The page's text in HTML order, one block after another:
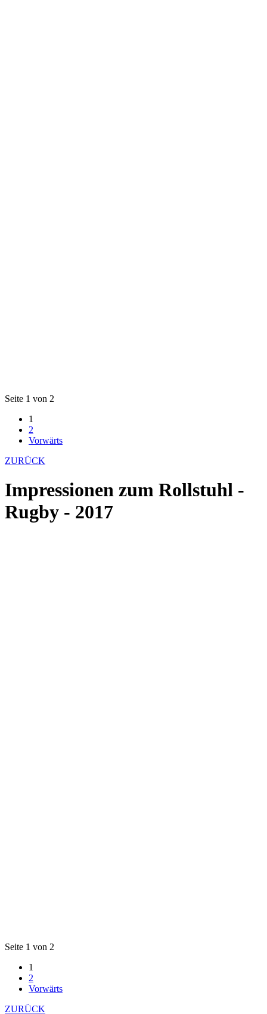
Seite 1 von 2
1
2
Vorwärts
ZURÜCK
Impressionen zum Rollstuhl -
Rugby - 2017
Seite 1 von 2
1
2
Vorwärts
ZURÜCK